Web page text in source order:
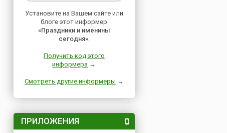
Установите на Вашем сайте или
блоге этот информер
«Праздники и именины
сегодня».
Получить код этого
информера →
Смотреть другие информеры →
ПРИЛОЖЕНИЯ